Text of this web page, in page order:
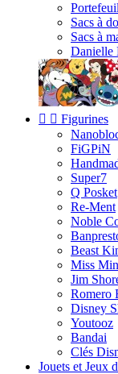
Sacs à
Sacs à
Danielle
  Figurines
FiGPiN
Super7
Q Posket
Re-Ment
Noble
Beast
Miss
Jim
Romero
Disney
Youtooz
Bandai
Clés
Jouets et Jeux